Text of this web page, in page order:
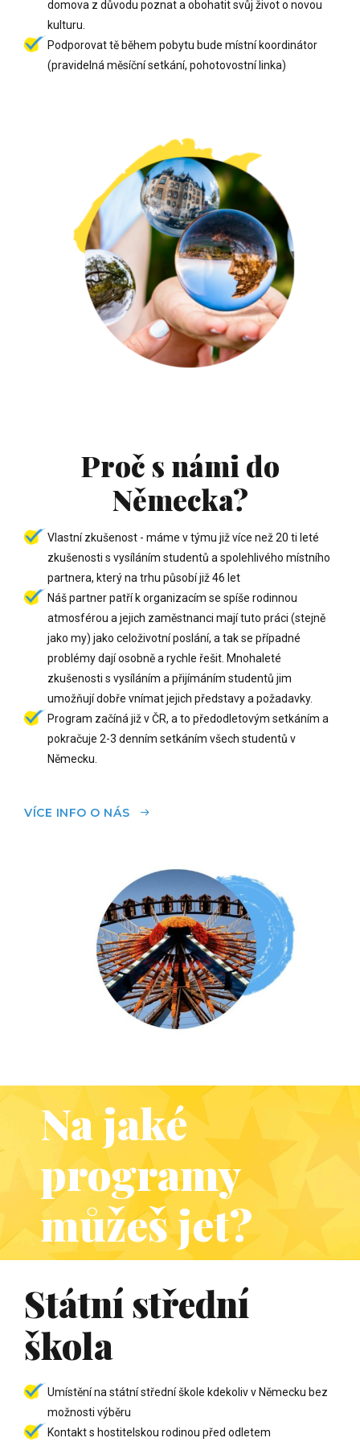
domova z důvodu poznat a obohatit svůj život o novou
kulturu.
Podporovat tě během pobytu bude místní koordinátor
(pravidelná měsíční setkání, pohotovostní linka)
Proč s námi do
Německa?
Vlastní zkušenost - máme v týmu již více než 20 ti leté
zkušenosti s vysíláním studentů a spolehlivého místního
partnera, který na trhu působí již 46 let
Náš partner patří k organizacím se spíše rodinnou
atmosférou a jejich zaměstnanci mají tuto práci (stejně
jako my) jako celoživotní poslání, a tak se případné
problémy dají osobně a rychle řešit. Mnohaleté
zkušenosti s vysíláním a přijímáním studentů jim
umožňují dobře vnímat jejich představy a požadavky.
Program začíná již v ČR, a to předodletovým setkáním a
pokračuje 2-3 denním setkáním všech studentů v
Německu.
VÍCE INFO O NÁS
Na jaké
programy
můžeš jet?
Státní střední
škola
Umístění na státní střední škole kdekoliv v Německu bez
možnosti výběru
Kontakt s hostitelskou rodinou před odletem
0
0
1
2
0
1
3
0
1
3
0
1
31
0
3
0
3